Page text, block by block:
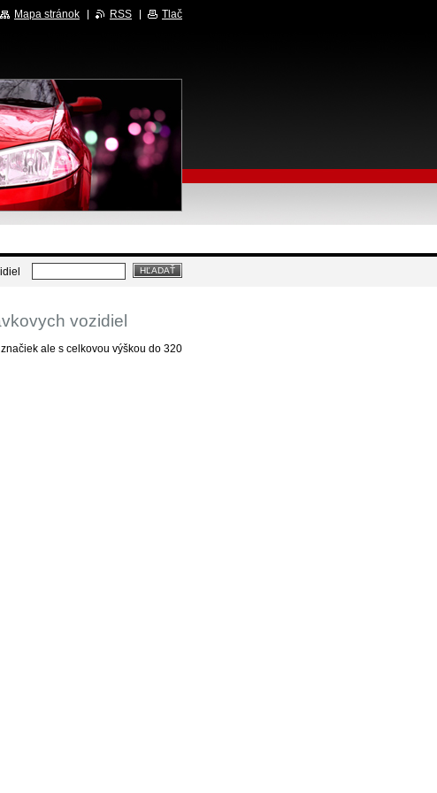
vozidiel
ale s celkovou výškou do 320
Mapa stránok RSS Tlač